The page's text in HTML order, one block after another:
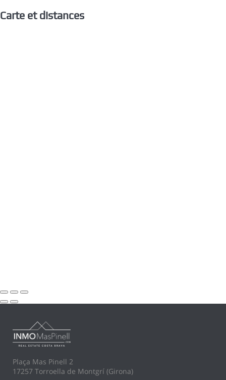
Carte et distances
Plaça Mas Pinell 2
17257 Torroella de Montgrí (Girona)